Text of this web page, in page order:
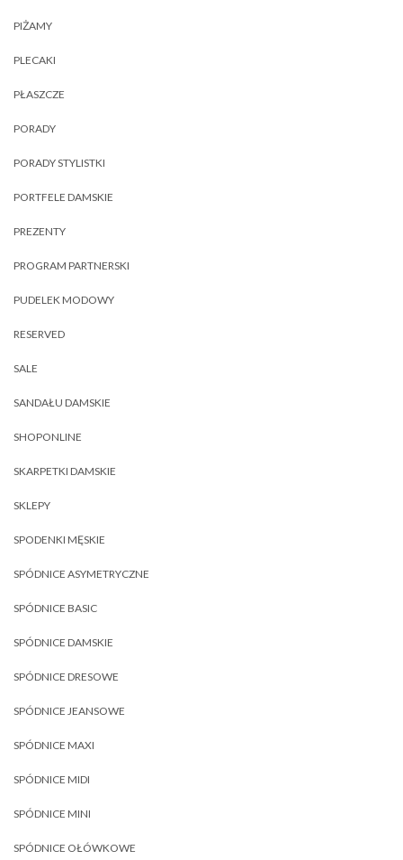
PIŻAMY
PLECAKI
PŁASZCZE
PORADY
PORADY STYLISTKI
PORTFELE DAMSKIE
PREZENTY
PROGRAM PARTNERSKI
PUDELEK MODOWY
RESERVED
SALE
SANDAŁU DAMSKIE
SHOPONLINE
SKARPETKI DAMSKIE
SKLEPY
SPODENKI MĘSKIE
SPÓDNICE ASYMETRYCZNE
SPÓDNICE BASIC
SPÓDNICE DAMSKIE
SPÓDNICE DRESOWE
SPÓDNICE JEANSOWE
SPÓDNICE MAXI
SPÓDNICE MIDI
SPÓDNICE MINI
SPÓDNICE OŁÓWKOWE